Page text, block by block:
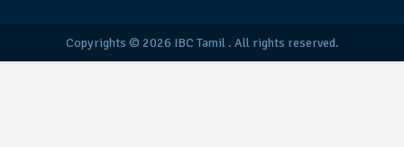
Copyrights © 2026 IBC Tamil. All rights reserved.